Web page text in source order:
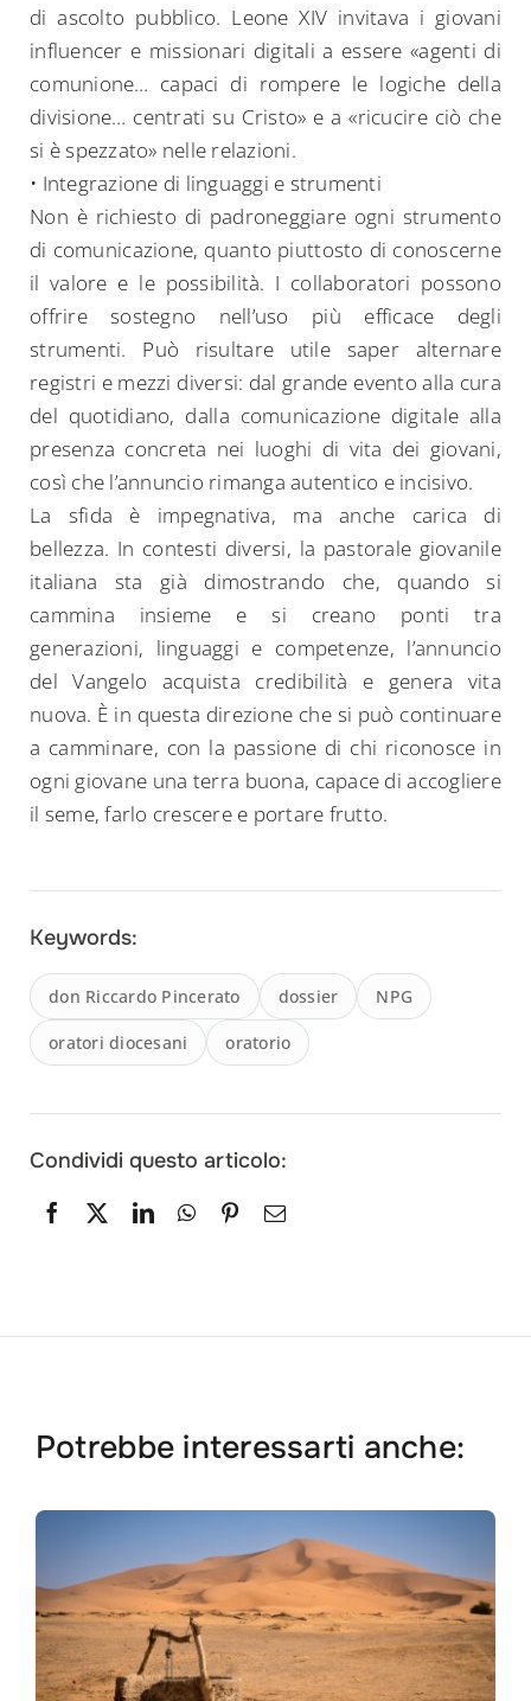
di ascolto pubblico. Leone XIV invitava i giovani
influencer e missionari digitali a essere «agenti di
comunione… capaci di rompere le logiche della
divisione… centrati su Cristo» e a «ricucire ciò che
si è spezzato» nelle relazioni.
• Integrazione di linguaggi e strumenti
Non è richiesto di padroneggiare ogni strumento
di comunicazione, quanto piuttosto di conoscerne
il valore e le possibilità. I collaboratori possono
offrire sostegno nell’uso più efficace degli
strumenti. Può risultare utile saper alternare
registri e mezzi diversi: dal grande evento alla cura
del quotidiano, dalla comunicazione digitale alla
presenza concreta nei luoghi di vita dei giovani,
così che l’annuncio rimanga autentico e incisivo.
La sfida è impegnativa, ma anche carica di
bellezza. In contesti diversi, la pastorale giovanile
italiana sta già dimostrando che, quando si
cammina insieme e si creano ponti tra
generazioni, linguaggi e competenze, l’annuncio
del Vangelo acquista credibilità e genera vita
nuova. È in questa direzione che si può continuare
a camminare, con la passione di chi riconosce in
ogni giovane una terra buona, capace di accogliere
il seme, farlo crescere e portare frutto.
Keywords:
don Riccardo Pincerato dossier NPG
oratori diocesani oratorio
Condividi questo articolo:
Potrebbe interessarti anche:
Search
for: